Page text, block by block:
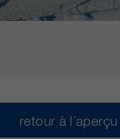
retour à l´aperçu